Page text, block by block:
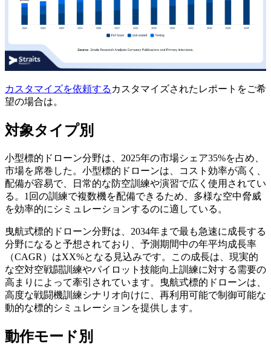
カスタマイズを依頼する カスタマイズされたレポートをご希
望の場合は。
対象タイプ別
小型標的ドローン分野は、2025年の市場シェア35%を占め、
市場を席巻した。小型標的ドローンは、コスト効率が高く、
配備が容易で、日常的な防空訓練や演習で広く使用されてい
る。1回の訓練で複数機を配備できるため、多様な空中脅威
を効率的にシミュレーションするのに適している。
曳航式標的ドローン分野は、2034年まで最も急速に成長する
分野になると予想されており、予測期間中の年平均成長率
（CAGR）はXX%となる見込みです。この成長は、現実的
な空対空戦闘訓練やパイロット技能向上訓練に対する需要の
高まりによって牽引されています。曳航式標的ドローンは、
高度な戦闘機訓練シナリオ向けに、再利用可能で制御可能な
動的な標的シミュレーションを提供します。
動作モード別